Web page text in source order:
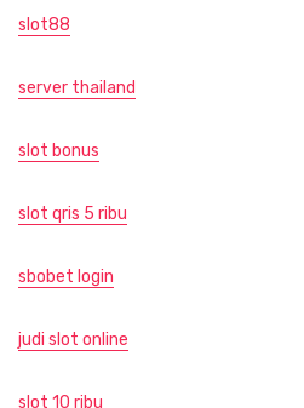
slot88
server thailand
slot bonus
slot qris 5 ribu
sbobet login
judi slot online
slot 10 ribu